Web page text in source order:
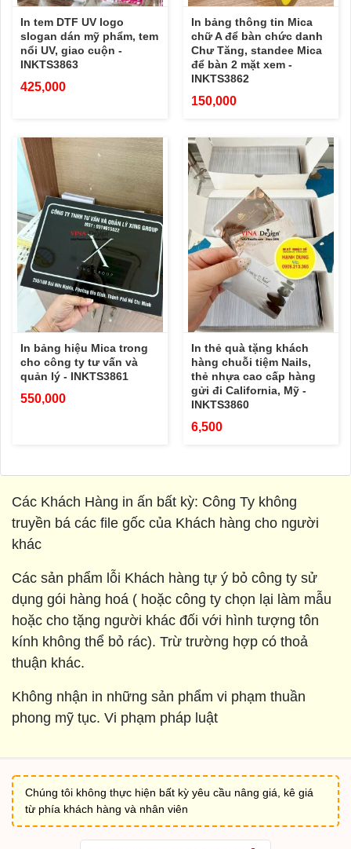
In tem DTF UV logo
slogan dán mỹ phẩm, tem
nổi UV, giao cuộn -
INKTS3863
425,000
In bảng thông tin Mica
chữ A để bàn chức danh
Chư Tăng, standee Mica
để bàn 2 mặt xem -
INKTS3862
150,000
In bảng hiệu Mica trong
cho công ty tư vấn và
quản lý - INKTS3861
550,000
In thẻ quà tặng khách
hàng chuỗi tiệm Nails,
thẻ nhựa cao cấp hàng
gửi đi California, Mỹ -
INKTS3860
6,500
Các Khách Hàng in ấn bất kỳ: Công Ty không
truyền bá các file gốc của Khách hàng cho người
khác
Các sản phẩm lỗi Khách hàng tự ý bỏ công ty sử
dụng gói hàng hoá ( hoặc công ty chọn lại làm mẫu
hoặc cho tặng người khác đối với hình tượng tôn
kính không thể bỏ rác). Trừ trường hợp có thoả
thuận khác.
Không nhận in những sản phẩm vi phạm thuần
phong mỹ tục. Vi phạm pháp luật
Chúng tôi không thực hiện bất kỳ yêu cầu nâng giá, kê giá
từ phía khách hàng và nhân viên